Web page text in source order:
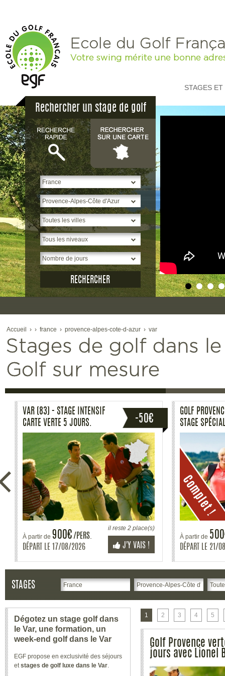
Ecole du Golf
Votre swing mérite une bonne
STAGES
Rechercher un stage de golf
Accueil › › france › provence-alpes-cote-d-azur › var
Stages de golf dans
Golf sur mesure
GOLF PROVENCE VERTE (83) -
STAGE 2 JRS 6 HRS
PERFECTIONNEMENT AVEC LA
À partir de 400€/PERS.
DÉPART LE
28/08/2026
il reste 3 place(s)
J'Y VAIS !
GOLF
STAGE
JOURS AVEC
CERTIFIÉ MRP
À partir de
DÉPART LE 31/
STAGES
Dégotez un stage golf dans
le Var, une formation, un
week-end golf dans le Var
EGF propose en exclusivité des séjours
etstages de golf luxe dans le Var.
1 2 3 4 5
Golf Provence
jours avec Lionel